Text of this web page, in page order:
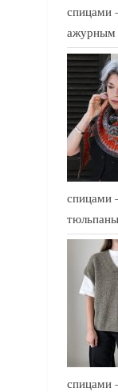
спицами
ажурным
спицами
тюльпаны
спицами